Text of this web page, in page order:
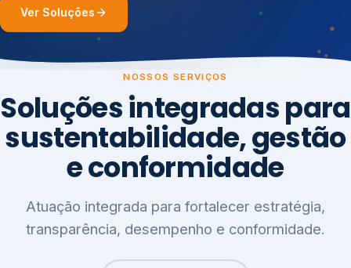
Ver Soluções
NOSSOS SERVIÇOS
Soluções integradas para
sustentabilidade, gestão
e conformidade
Atuação integrada para fortalecer estratégia,
transparência, desempenho e conformidade.